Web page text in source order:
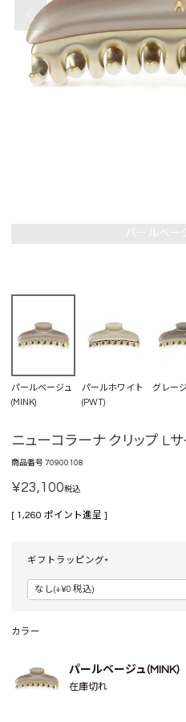
パールベージュ
(MINK)
パールホワイト
(PWT)
グレー
ニューコラーナ クリップ Lサ
商品番号 70900108
¥23,100税込
[ 1,260 ポイント進呈 ]
ギフトラッピング
(
カラー
パールベージュ(MINK)
在庫切れ